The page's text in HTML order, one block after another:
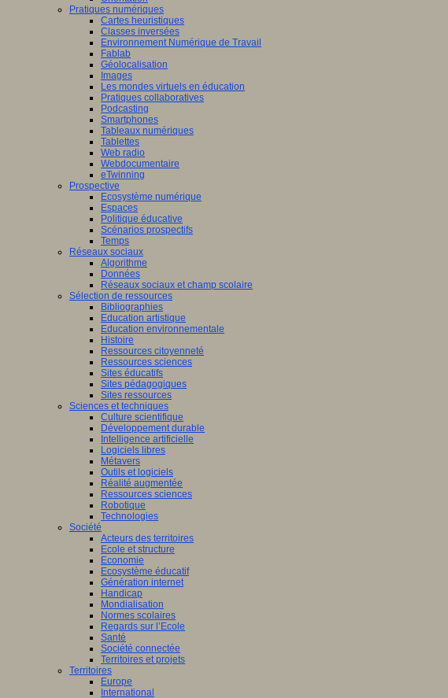
Pratiques numériques
Cartes heuristiques
Classes inversées
Environnement Numérique de Travail
Fablab
Géolocalisation
Images
Les mondes virtuels en éducation
Pratiques collaboratives
Podcasting
Smartphones
Tableaux numériques
Tablettes
Web radio
Webdocumentaire
eTwinning
Prospective
Ecosystème numérique
Espaces
Politique éducative
Scénarios prospectifs
Temps
Réseaux sociaux
Algorithme
Données
Réseaux sociaux et champ scolaire
Sélection de ressources
Bibliographies
Education artistique
Education environnementale
Histoire
Ressources citoyenneté
Ressources sciences
Sites éducatifs
Sites pédagogiques
Sites ressources
Sciences et techniques
Culture scientifique
Développement durable
Intelligence artificielle
Logiciels libres
Métavers
Outils et logiciels
Réalité augmentée
Ressources sciences
Robotique
Technologies
Société
Acteurs des territoires
Ecole et structure
Economie
Ecosystème éducatif
Génération internet
Handicap
Mondialisation
Normes scolaires
Regards sur l’Ecole
Santé
Société connectée
Territoires et projets
Territoires
Europe
International